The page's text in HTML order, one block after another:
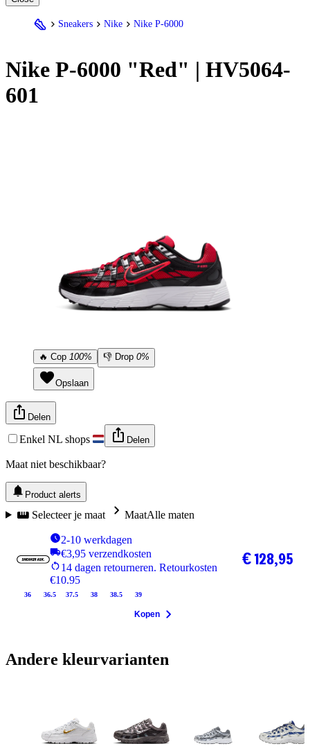
Sneakers Nike Nike P-6000
Nike P-6000 "Red" | HV5064-
601
🔥 Cop 100% 👎 Drop 0%
Opslaan
Delen
Enkel NL shops Delen
Maat niet beschikbaar?
Product alerts
Selecteer je maat MaatAlle maten
2-10 werkdagen
€3,95 verzendkosten
14 dagen retourneren. Retourkosten
€10.95
36 36.5 37.5 38 38.5 39
€ 128,95
Kopen
Andere kleurvarianten